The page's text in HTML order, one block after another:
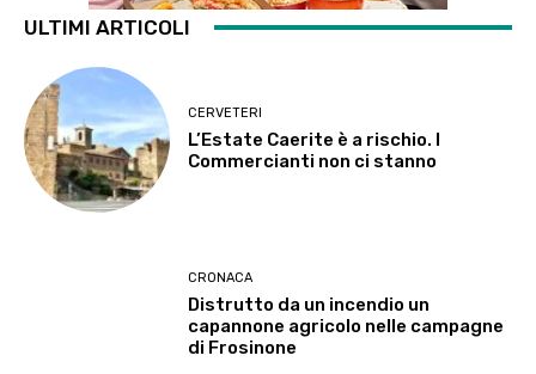
ULTIMI ARTICOLI
CERVETERI
L’Estate Caerite è a rischio. I
Commercianti non ci stanno
CRONACA
Distrutto da un incendio un
capannone agricolo nelle campagne
di Frosinone